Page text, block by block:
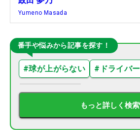
Yumeno Masada
番手や悩みから記事を探す！
#球が上がらない # ドライバー
もっと詳しく検索